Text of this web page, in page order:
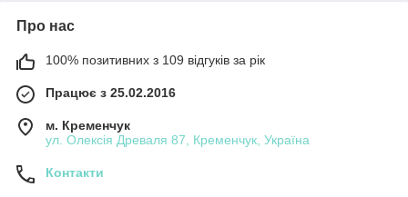
Про нас
100% позитивних з 109 відгуків за рік
Працює з 25.02.2016
м. Кременчук
ул. Олексія Древаля 87, Кременчук, Україна
Контакти